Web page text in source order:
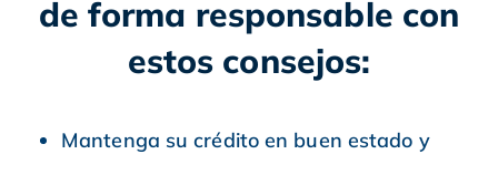
de forma responsable con
estos consejos:
Mantenga su crédito en buen estado y